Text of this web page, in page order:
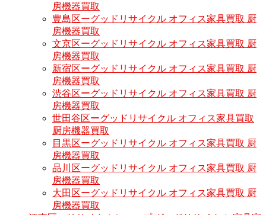
房機器買取
豊島区ーグッドリサイクル オフィス家具買取 厨
房機器買取
文京区ーグッドリサイクル オフィス家具買取 厨
房機器買取
新宿区ーグッドリサイクル オフィス家具買取 厨
房機器買取
渋谷区ーグッドリサイクル オフィス家具買取 厨
房機器買取
世田谷区ーグッドリサイクル オフィス家具買取
厨房機器買取
目黒区ーグッドリサイクル オフィス家具買取 厨
房機器買取
品川区ーグッドリサイクル オフィス家具買取 厨
房機器買取
大田区ーグッドリサイクル オフィス家具買取 厨
房機器買取